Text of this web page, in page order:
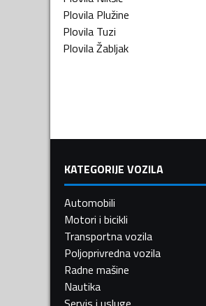
Plovila Plužine
Plovila Tuzi
PlovilaŽabljak
KATEGORIJE VOZILA
Automobili
Motori i bicikli
Transportna vozila
Poljoprivredna vozila
Radne mašine
Nautika